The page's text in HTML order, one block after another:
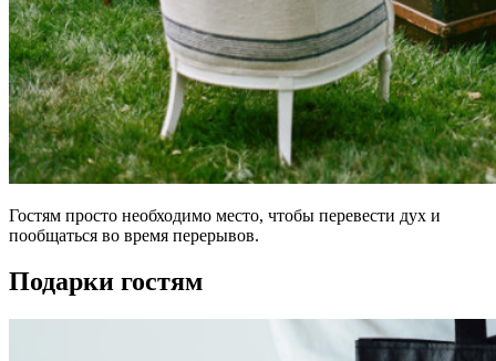
Гостям просто необходимо место, чтобы перевести дух и
пообщаться во время перерывов.
Подарки гостям